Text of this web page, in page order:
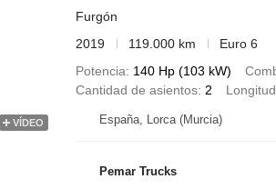
VÍDEO
Furgón
2019
119.000 km
Euro 6
Potencia
140 Hp (103 kW)
Cantidad de asientos 2
España, Lorca (Murcia)
Pemar Trucks